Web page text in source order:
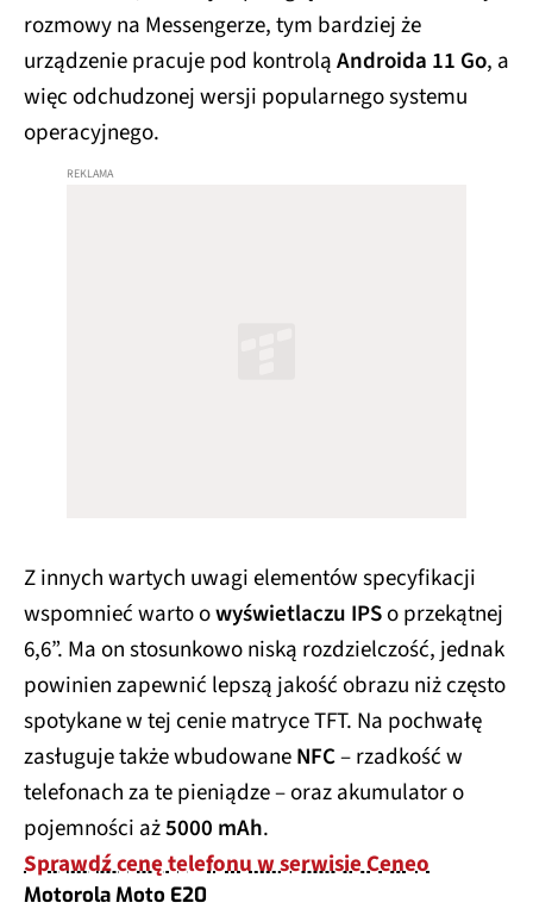
rozmowy na Messengerze, tym bardziej że
urządzenie pracuje pod kontroląAndroida 11 Go, a
więc odchudzonej wersji popularnego systemu
operacyjnego.
Z innych wartych uwagi elementów specyfikacji
wspomnieć warto owyświetlaczu IPSo przekątnej
6,6”. Ma on stosunkowo niską rozdzielczość, jednak
powinien zapewnić lepszą jakość obrazu niż często
spotykane w tej cenie matryce TFT. Na pochwałę
zasługuje także wbudowaneNFC– rzadkość w
telefonach za te pieniądze – oraz akumulator o
pojemności aż5000 mAh.
Sprawdź cenę telefonu w serwisie Ceneo
Motorola Moto E20